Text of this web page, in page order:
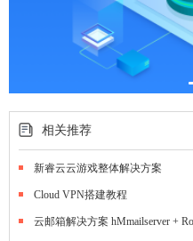
相关推荐
新睿云云游戏整体解决方案
Cloud VPN搭建教程
云邮箱解决方案 hMmailserver +